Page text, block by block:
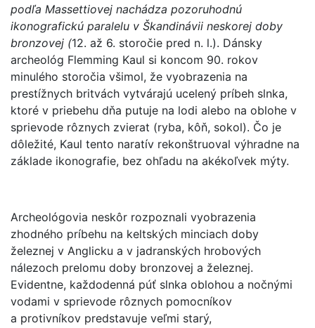
podľa Massettiovej nachádza pozoruhodnú
ikonografickú paralelu v Škandinávii neskorej doby
bronzovej (12. až 6. storočie pred n. l.). Dánsky
archeológ Flemming Kaul si koncom 90. rokov
minulého storočia všimol, že vyobrazenia na
prestížnych britvách vytvárajú ucelený príbeh slnka,
ktoré v priebehu dňa putuje na lodi alebo na oblohe v
sprievode rôznych zvierat (ryba, kôň, sokol). Čo je
dôležité, Kaul tento naratív rekonštruoval výhradne na
základe ikonografie, bez ohľadu na akékoľvek mýty.
Archeológovia neskôr rozpoznali vyobrazenia
zhodného príbehu na keltských minciach doby
železnej v Anglicku a v jadranských hrobových
nálezoch prelomu doby bronzovej a železnej.
Evidentne, každodenná púť slnka oblohou a nočnými
vodami v sprievode rôznych pomocníkov
a protivníkov predstavuje veľmi starý,